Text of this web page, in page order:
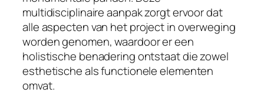
multidisciplinaire aanpak zorgt ervoor dat
alle aspecten van het project in overweging
worden genomen, waardoor er een
holistische benadering ontstaat die zowel
esthetische als functionele elementen
omvat.